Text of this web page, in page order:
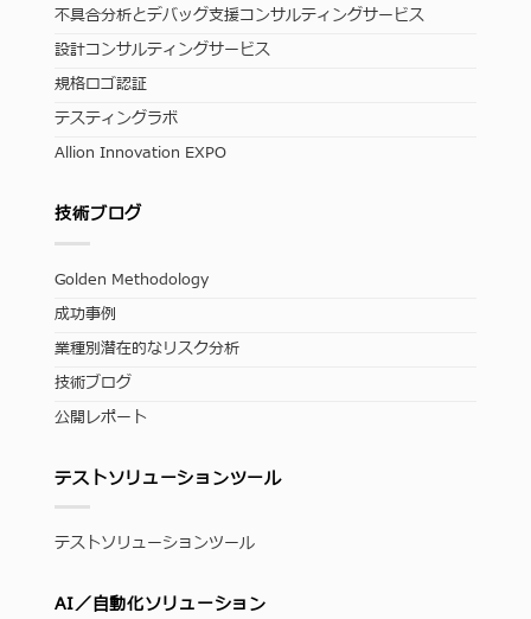
不具合分析とデバッグ支援コンサルティングサービス
設計コンサルティングサービス
規格ロゴ認証
テスティングラボ
Allion Innovation EXPO
技術ブログ
Golden Methodology
成功事例
業種別潜在的なリスク分析
技術ブログ
公開レポート
テストソリューションツール
テストソリューションツール
AI／自動化ソリューション